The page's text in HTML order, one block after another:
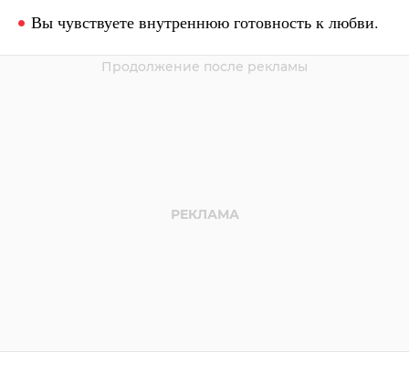
Вы чувствуете внутреннюю готовность к любви.